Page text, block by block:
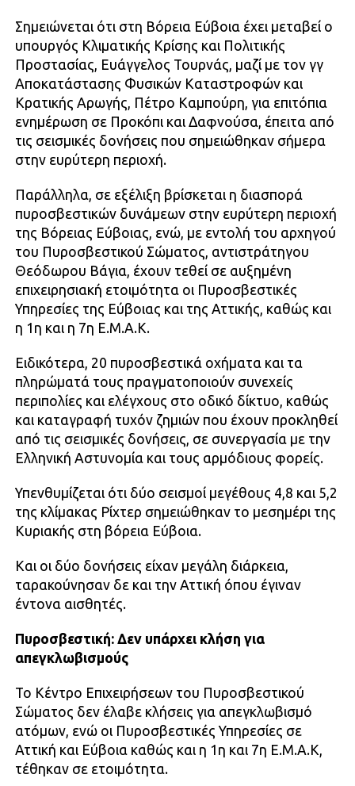
Σημειώνεται ότι στη Βόρεια Εύβοια έχει μεταβεί ο
υπουργός Κλιματικής Κρίσης και Πολιτικής
Προστασίας, Ευάγγελος Τουρνάς, μαζί με τον γγ
Αποκατάστασης Φυσικών Καταστροφών και
Κρατικής Αρωγής, Πέτρο Καμπούρη, για επιτόπια
ενημέρωση σε Προκόπι και Δαφνούσα, έπειτα από
τις σεισμικές δονήσεις που σημειώθηκαν σήμερα
στην ευρύτερη περιοχή.
Παράλληλα, σε εξέλιξη βρίσκεται η διασπορά
πυροσβεστικών δυνάμεων στην ευρύτερη περιοχή
της Βόρειας Εύβοιας, ενώ, με εντολή του αρχηγού
του Πυροσβεστικού Σώματος, αντιστράτηγου
Θεόδωρου Βάγια, έχουν τεθεί σε αυξημένη
επιχειρησιακή ετοιμότητα οι Πυροσβεστικές
Υπηρεσίες της Εύβοιας και της Αττικής, καθώς και
η 1η και η 7η Ε.Μ.Α.Κ.
Ειδικότερα, 20 πυροσβεστικά οχήματα και τα
πληρώματά τους πραγματοποιούν συνεχείς
περιπολίες και ελέγχους στο οδικό δίκτυο, καθώς
και καταγραφή τυχόν ζημιών που έχουν προκληθεί
από τις σεισμικές δονήσεις, σε συνεργασία με την
Ελληνική Αστυνομία και τους αρμόδιους φορείς.
Υπενθυμίζεται ότι δύο σεισμοί μεγέθους 4,8 και 5,2
της κλίμακας Ρίχτερ σημειώθηκαν το μεσημέρι της
Κυριακής στη βόρεια Εύβοια.
Και οι δύο δονήσεις είχαν μεγάλη διάρκεια,
ταρακούνησαν δε και την Αττική όπου έγιναν
έντονα αισθητές.
Πυροσβεστική: Δεν υπάρχει κλήση για
απεγκλωβισμούς
Το Κέντρο Επιχειρήσεων του Πυροσβεστικού
Σώματος δεν έλαβε κλήσεις για απεγκλωβισμό
ατόμων, ενώ οι Πυροσβεστικές Υπηρεσίες σε
Αττική και Εύβοια καθώς και η 1η και 7η Ε.Μ.Α.Κ,
τέθηκαν σε ετοιμότητα.